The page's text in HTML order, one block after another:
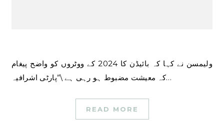
ولیمسن نے کہا کہ بائیڈن کا 2024 کے ووٹروں کو واضح پیغام
کہ معیشت مضبوط ہو رہی ہے \”پارٹی اشرافیہ…
READ MORE